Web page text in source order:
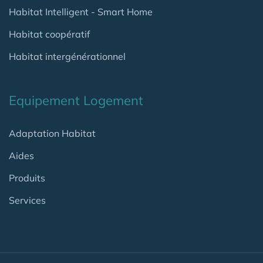
Habitat Intelligent - Smart Home
Habitat coopératif
Habitat intergénérationnel
Equipement Logement
Adaptation Habitat
Aides
Produits
Services